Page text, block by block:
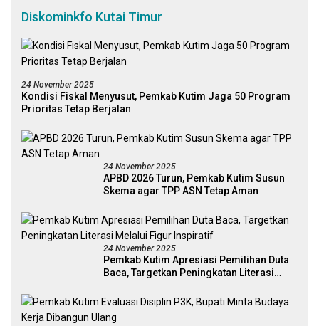
Diskominkfo Kutai Timur
24 November 2025
Kondisi Fiskal Menyusut, Pemkab Kutim Jaga 50 Program
Prioritas Tetap Berjalan
24 November 2025
APBD 2026 Turun, Pemkab Kutim Susun
Skema agar TPP ASN Tetap Aman
24 November 2025
Pemkab Kutim Apresiasi Pemilihan Duta
Baca, Targetkan Peningkatan Literasi